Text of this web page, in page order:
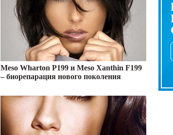
Meso Wharton Р199 и Meso Xanthin F199
– биорепарация нового поколения